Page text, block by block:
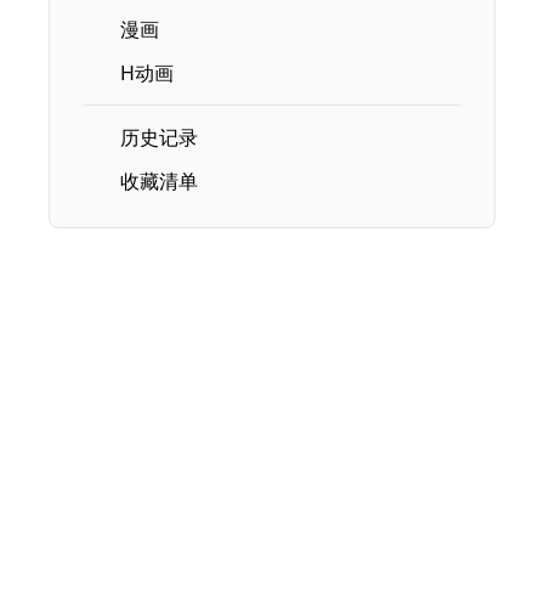
漫画
H动画
历史记录
收藏清单